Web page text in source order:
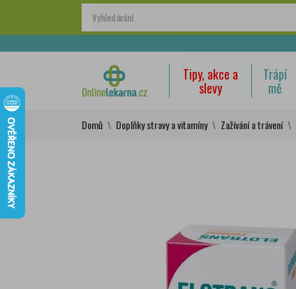
Tipy, akce a
slevy
Trápí
mě
Domů Doplňky stravy a vitamíny Zažívání a trávení